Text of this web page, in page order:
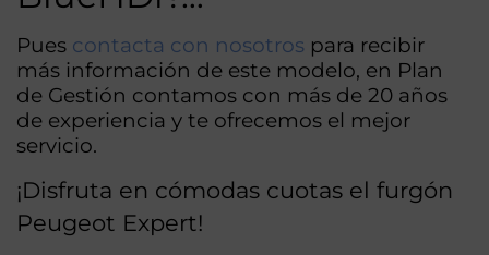
Pues contacta con nosotros para recibir
más información de este modelo, en Plan
de Gestión contamos con más de 20 años
de experiencia y te ofrecemos el mejor
servicio.
¡Disfruta en cómodas cuotas el furgón
Peugeot Expert!